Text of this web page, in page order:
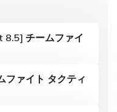
8.5] チームファイ
ファイト タクティ